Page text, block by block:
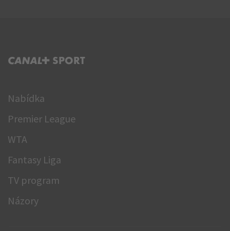
C+ SPORT
Nabídka
Premier League
WTA
Fantasy Liga
TV program
Názory